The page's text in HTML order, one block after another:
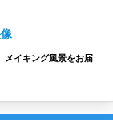
メイキング風景をお届